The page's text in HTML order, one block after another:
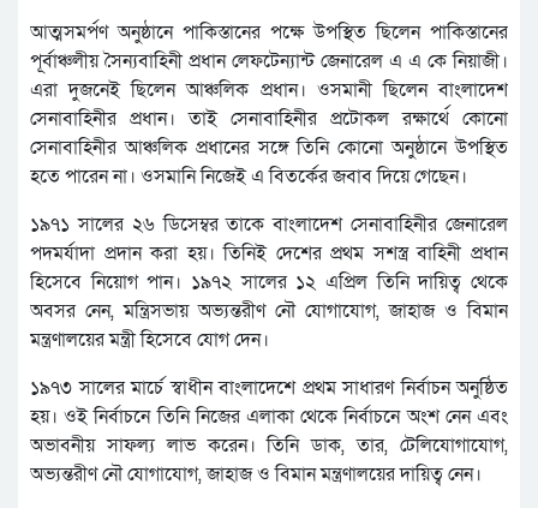
আত্মসমর্পণ অনুষ্ঠানে পাকিস্তানের পক্ষে উপস্থিত ছিলেন পাকিস্তানের
পূর্বাঞ্চলীয় সৈন্যবাহিনী প্রধান লেফটেন্যান্ট জেনারেল এ এ কে নিয়াজী।
এরা দুজনেই ছিলেন আঞ্চলিক প্রধান। ওসমানী ছিলেন বাংলাদেশ
সেনাবাহিনীর প্রধান। তাই সেনাবাহিনীর প্রটোকল রক্ষার্থে কোনো
সেনাবাহিনীর আঞ্চলিক প্রধানের সঙ্গে তিনি কোনো অনুষ্ঠানে উপস্থিত
হতে পারেন না। ওসমানি নিজেই এ বিতর্কের জবাব দিয়ে গেছেন।
১৯৭১ সালের ২৬ ডিসেম্বর তাকে বাংলাদেশ সেনাবাহিনীর জেনারেল
পদমর্যাদা প্রদান করা হয়। তিনিই দেশের প্রথম সশস্ত্র বাহিনী প্রধান
হিসেবে নিয়োগ পান। ১৯৭২ সালের ১২ এপ্রিল তিনি দায়িত্ব থেকে
অবসর নেন, মন্ত্রিসভায় অভ্যন্তরীণ নৌ যোগাযোগ, জাহাজ ও বিমান
মন্ত্রণালয়ের মন্ত্রী হিসেবে যোগ দেন।
১৯৭৩ সালের মার্চে স্বাধীন বাংলাদেশে প্রথম সাধারণ নির্বাচন অনুষ্ঠিত
হয়। ওই নির্বাচনে তিনি নিজের এলাকা থেকে নির্বাচনে অংশ নেন এবং
অভাবনীয় সাফল্য লাভ করেন। তিনি ডাক, তার, টেলিযোগাযোগ,
অভ্যন্তরীণ নৌ যোগাযোগ, জাহাজ ও বিমান মন্ত্রণালয়ের দায়িত্ব নেন।